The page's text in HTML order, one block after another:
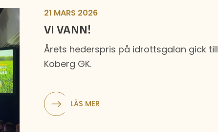
21 MARS 2026
VI VANN!
Årets hederspris på idrottsgalan gick till
Koberg GK.
LÄS MER